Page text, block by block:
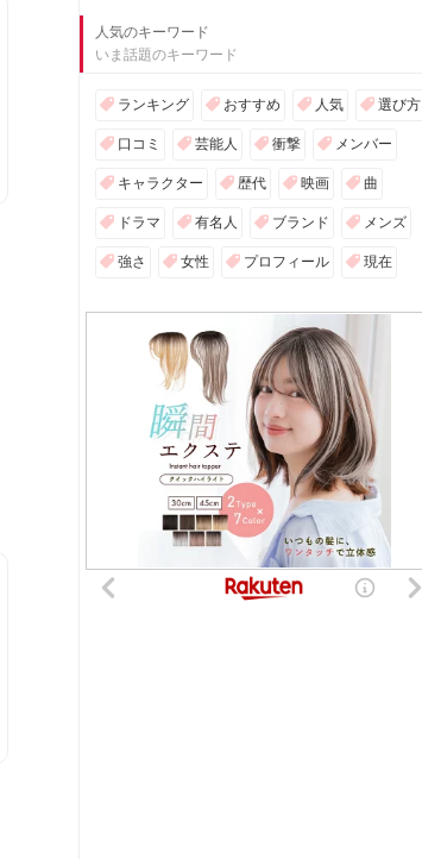
人気のキーワード
いま話題のキーワード
ランキング おすすめ 人気 選び方
口コミ 芸能人 衝撃 メンバー
キャラクター 歴代 映画 曲
ドラマ 有名人 ブランド メンズ
強さ 女性 プロフィール 現在